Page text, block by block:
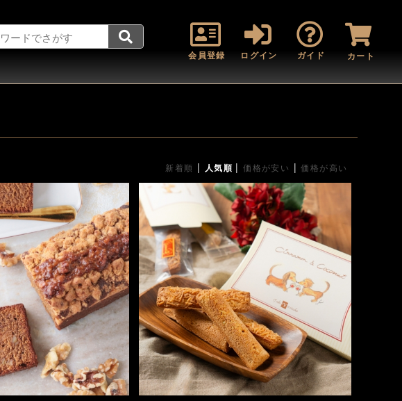
会員登録 ログイン ガイド カート
新着順 | 人気順 |価格が安い |価格が高い